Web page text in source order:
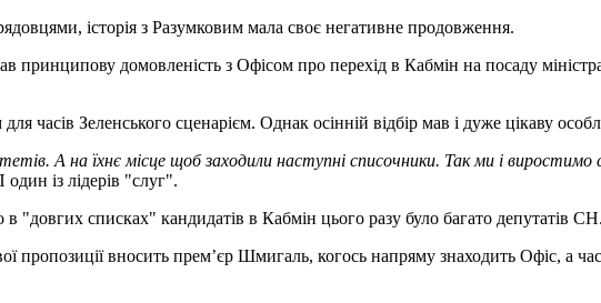
історія з Разумковим мала своє негативне продовження.
принципову домовленість з Офісом про перехід в Кабмін на посаду
часів Зеленського сценарієм. Однак осінній відбір мав і дуже цікаву
А на їхнє місце щоб заходили наступні списочники. Так ми і
із лідерів "слуг".
в "довгих списках" кандидатів в Кабмін цього разу було багато депутатів СН.
пропозиції вносить прем’єр Шмигаль, когось напряму знаходить Офіс, а